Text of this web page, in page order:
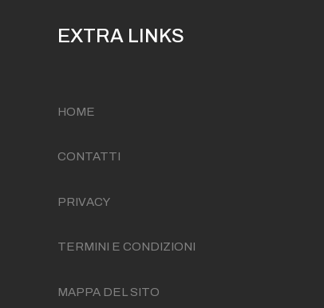
EXTRA LINKS
HOME
CONTATTI
PRIVACY
TERMINI E CONDIZIONI
MAPPA DEL SITO